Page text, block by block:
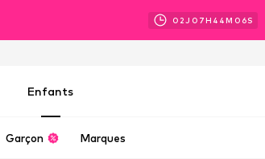
02J 07H 44M 06S
Enfants
Garçon Marques